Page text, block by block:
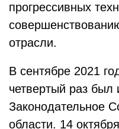
прогрессивных
отрасли.
В сентябре 2021
четвертый раз был
Законодательное
области. 14